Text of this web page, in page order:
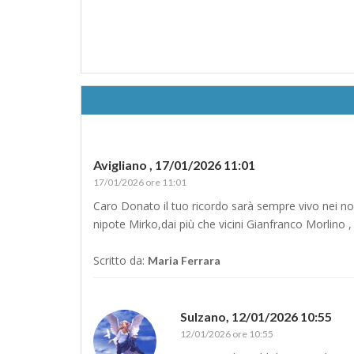
Avigliano , 17/01/2026 11:01
17/01/2026 ore 11:01
Caro Donato il tuo ricordo sarà sempre vivo nei
nipote Mirko,dai più che vicini Gianfranco Morlino
Scritto da: Maria Ferrara
Sulzano, 12/01/2026 10:55
12/01/2026 ore 10:55